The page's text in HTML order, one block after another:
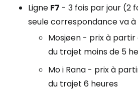
Ligne F7 - 3 fois par jour (2
seule correspondance va à
Mosjøen - prix à partir
du trajet moins de 5
Mo i Rana - prix à
du trajet 6 heures